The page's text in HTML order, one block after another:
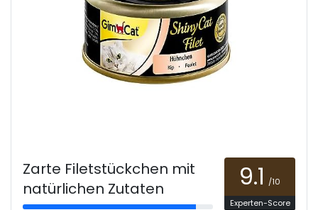
Zarte Filetstückchen mit
natürlichen Zutaten
9.1 /10
Experten-Score